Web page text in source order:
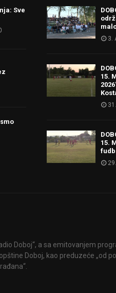
Sve
3.
15.
15.
Doboj“, a sa emitovanjem
Doboj, kao preduzeće „od